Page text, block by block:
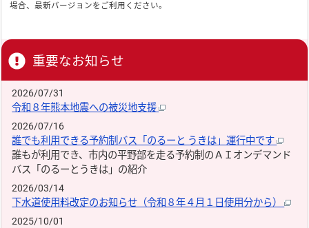
場合、最新バージョンをご利用ください。
重要なお知らせ
2026/07/31
令和８年熊本地震への被災地支援
2026/07/16
誰でも利用できる予約制バス「のるーと うきは」運行中です
誰もが利用でき、市内の平野部を走る予約制のＡＩオンデマンド
バス「のるーとうきは」の紹介
2026/03/14
下水道使用料改定のお知らせ（令和８年４月１日使用分から）
2025/10/01